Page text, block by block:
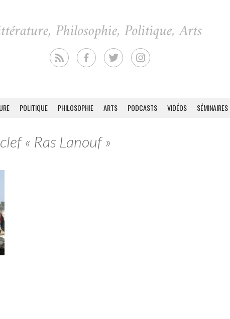
POLITIQUE PHILOSOPHIE ARTS PODCASTS VIDÉOS SÉMINAIRES
« Ras Lanouf »